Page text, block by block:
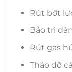
Rút bớt
Bảo trì
Rút gas
Tháo dỡ